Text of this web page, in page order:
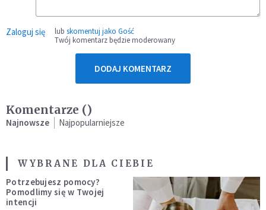
Zaloguj się lub skomentuj jako Gość
Twój komentarz będzie moderowany
DODAJ KOMENTARZ
Komentarze ()
Najnowsze Najpopularniejsze
WYBRANE DLA CIEBIE
Potrzebujesz pomocy?
Pomodlimy się w Twojej
intencji